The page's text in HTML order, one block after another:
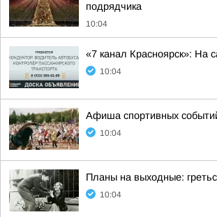
подрядчика
10:04
«7 канал Красноярск»: На
10:04
Афиша спортивных
10:04
Планы на выходные:
10:04